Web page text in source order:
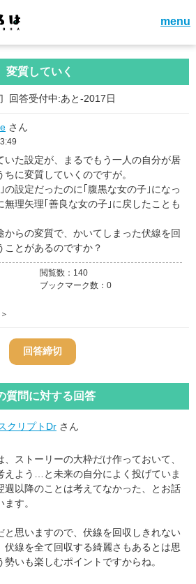
menu
変質していく
回答受付中:あと-2017日
さん
いた設定が、まるでもう一人の自分が居
に変質していくのですが。
の設定だったのに｢腹黒な女の子｣になっ
無理矢理｢善良な女の子｣に戻したことも
からの変質で、かいてしまった伏線を回
ことがあるのですか？
閲覧数： 140
ブックマーク数： 0
＞
質問に対する回答
クリプトDr さん
ストーリーの大枠だけ作っておいて、
えよう…と未来の自分によく投げていま
週以降のことは考えてなかった、とお話
す。
と思いますので、伏線を回収しきれない
伏線を全て回収する綺麗さもあるとは思
いも楽しむポイントですからね。